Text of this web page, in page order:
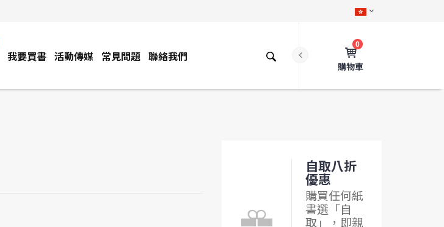
0
購物車
我要買書 活動傳媒 常見問題 聯絡我們
自取八折
優惠
購買任何紙
書選「自
取」，即親